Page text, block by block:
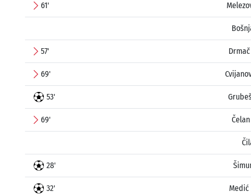
61'
57'
69'
53'
69'
28'
32'